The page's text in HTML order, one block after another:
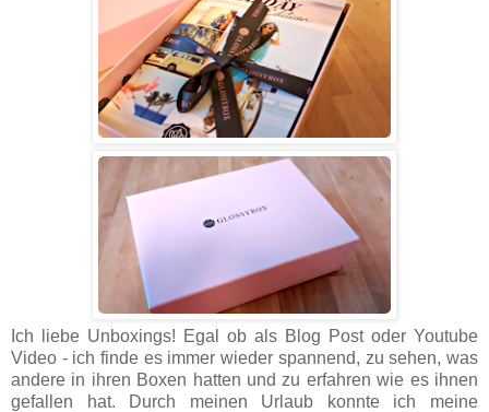
Ich liebe Unboxings! Egal ob als Blog Post oder Youtube
Video - ich finde es immer wieder spannend, zu sehen, was
andere in ihren Boxen hatten und zu erfahren wie es ihnen
gefallen hat. Durch meinen Urlaub konnte ich meine